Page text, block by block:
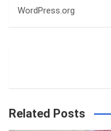
WordPress.org
Related Posts